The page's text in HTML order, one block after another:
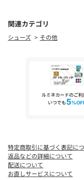
◆女性らしい細めのスク
ンが足を美しく演出。
◆立体ふかふかクッショ
▼おすすめシーン
幅広いシーンやコーデ
・シンプルで上品なので
・汚れたら洗えるので
・学校行事や授業参観
・オフィスの置き靴にも
・ホテルでの部屋履きに
・ドライブやバス旅行に
関連カテゴリ
シューズ その他
特定商取引に基づく表記に
返品などの詳細について
配送について
お直しサービスについて